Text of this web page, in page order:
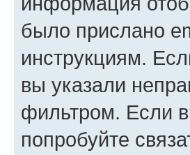
было прислано
инструкциям.
вы указали
фильтром. Если
попробуйте